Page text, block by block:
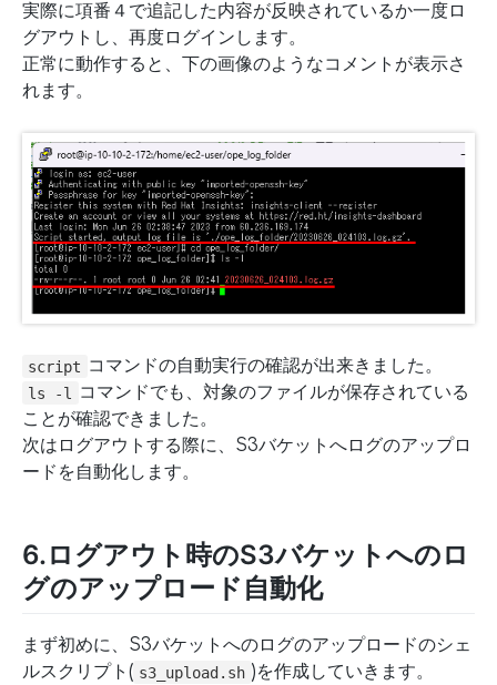
実際に項番４で追記した内容が反映されているか一度ロ
グアウトし、再度ログインします。
正常に動作すると、下の画像のようなコメントが表示さ
れます。
script コマンドの自動実行の確認が出来きました。
ls -l
コマンドでも、対象のファイルが保存されている
ことが確認できました。
次はログアウトする際に、S3バケットへログのアップロ
ードを自動化します。
6.ログアウト時のS3バケットへのロ
グのアップロード自動化
まず初めに、S3バケットへのログのアップロードのシェ
ルスクリプト( s3_upload.sh )を作成していきます。